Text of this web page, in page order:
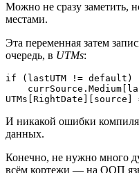
Можно не сразу заметить,
местами.
Эта переменная затем
очередь, в UTMs:
if (lastUTM != default)
UTMs[RightDate][source]
И никакой ошибки
данных.
Конечно, не нужно много
всём кортежи — на ООП